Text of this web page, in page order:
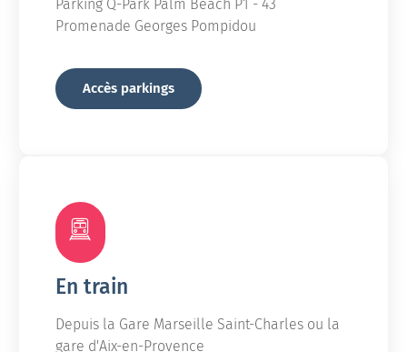
Parking Q-Park Palm Beach P1 - 43
Promenade Georges Pompidou
Accès parkings
En train
Depuis la Gare Marseille Saint-Charles ou la
gare d'Aix-en-Provence